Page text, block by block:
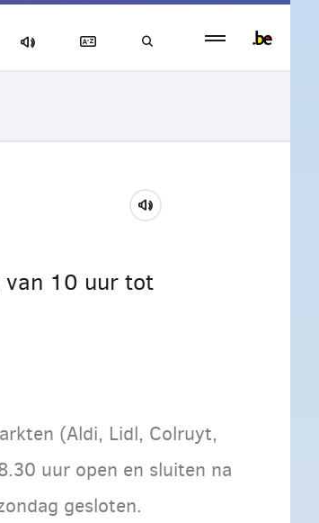
van 10 uur tot
(Aldi, Lidl, Colruyt,
uur open en sluiten na
gesloten.